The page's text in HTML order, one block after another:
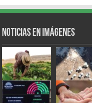
Noticias en Imágenes